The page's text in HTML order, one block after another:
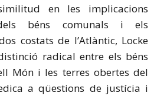
en les implicacions
béns comunals i els
costats de l’Atlàntic, Locke
radical entre els béns
Món i les terres obertes del
a qüestions de justícia i